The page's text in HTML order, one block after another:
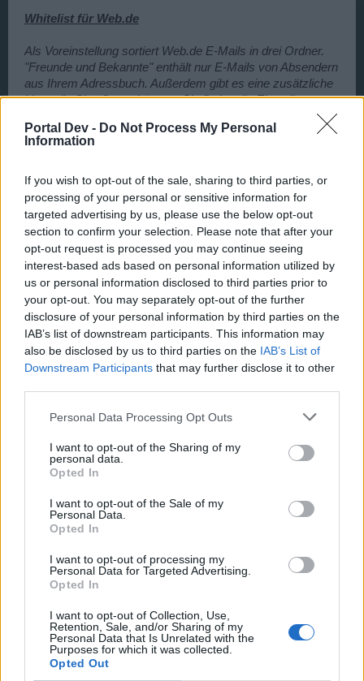
Portal Dev - Do Not Process My Personal
Information
If you wish to opt-out of the sale, sharing to third parties, or
processing of your personal or sensitive information for
targeted advertising by us, please use the below opt-out
section to confirm your selection. Please note that after your
opt-out request is processed you may continue seeing
interest-based ads based on personal information utilized by
us or personal information disclosed to third parties prior to
your opt-out. You may separately opt-out of the further
disclosure of your personal information by third parties on the
IAB’s list of downstream participants. This information may
also be disclosed by us to third parties on the IAB’s List of
Downstream Participants that may further disclose it to other
Personal Data Processing Opt Outs
I want to opt-out of the Sharing of my
personal data.
Opted In
I want to opt-out of the Sale of my
Personal Data.
Opted In
I want to opt-out of processing my
Personal Data for Targeted Advertising.
Opted In
I want to opt-out of Collection, Use,
Retention, Sale, and/or Sharing of my
Personal Data that Is Unrelated with the
Purposes for which it was collected.
Opted Out
Whitelist für Web.de
Als Voreinstellung sortiert Web.de E-Mails in drei Ordner.
"Freunde und Bekannte" enthält nur E-Mails von Absendern
aus Ihrem Adressbuch. Außerdem gibt es eine zusätzliche
Liste, die Sie pflegen können. Sie finden die Einstellung
"Freunde und Bekannte". Hier können Sie E-Mail-
Adressen und sogar ganze Domain-Namen angeben, die
möchten.
Im Ordner "Unbekannt" finden Sie alle anderen E-Mails und
beiden letzten Ordner sollten von Zeit zu Zeit nach E-Mails
durchforstet werden, die eventuell vom Filter falsch
eingeordnet wurden. Besonders im Unbekannt-Ordner
Whitelist für Google Mail
Die Spamfilter von Google Mail arbeiten ohne spezielle
White- oder Blacklist. Wenn Sie den Eindruck haben, dass
E-Mails bestimmter Absender dennoch stets falsch
einrichten. Dafür suchen Sie einfach nach der
entsprechenden E-Mail-Adresse oder einem Begriff und
erstellen dann mit einem Klick auf den kleinen Pfeil der
Suchbox einen neuen Filter. Markieren Sie als Aktion "Nie